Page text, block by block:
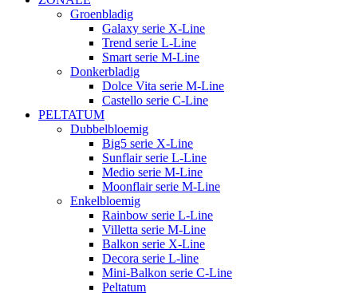
Groenbladig
Galaxy serie X-Line
Trend serie L-Line
Smart serie M-Line
Donkerbladig
Dolce Vita serie M-Line
Castello serie C-Line
PELTATUM
Dubbelbloemig
Big5 serie X-Line
Sunflair serie L-Line
Medio serie M-Line
Moonflair serie M-Line
Enkelbloemig
Rainbow serie L-Line
Villetta serie M-Line
Balkon serie X-Line
Decora serie L-line
Mini-Balkon serie C-Line
Peltatum